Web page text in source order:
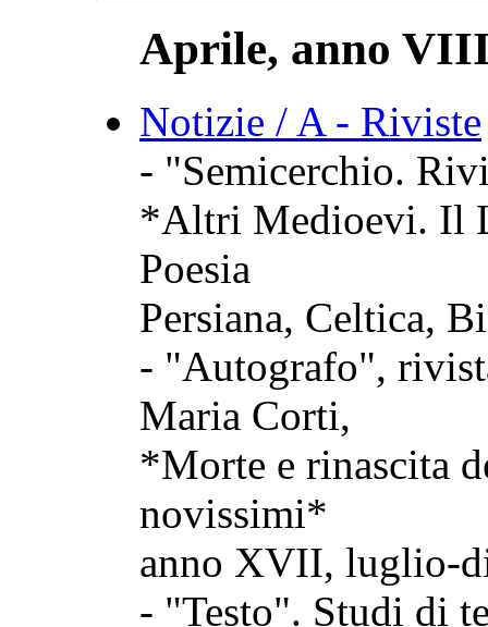
Aprile, anno
Notizie / A - Riviste
- "Semicerchio.
*Altri Medioevi. Il
Poesia
Persiana, Celtica,
- "Autografo",
Maria Corti,
*Morte e rinascita
novissimi*
anno XVII, luglio-
- "Testo". Studi di